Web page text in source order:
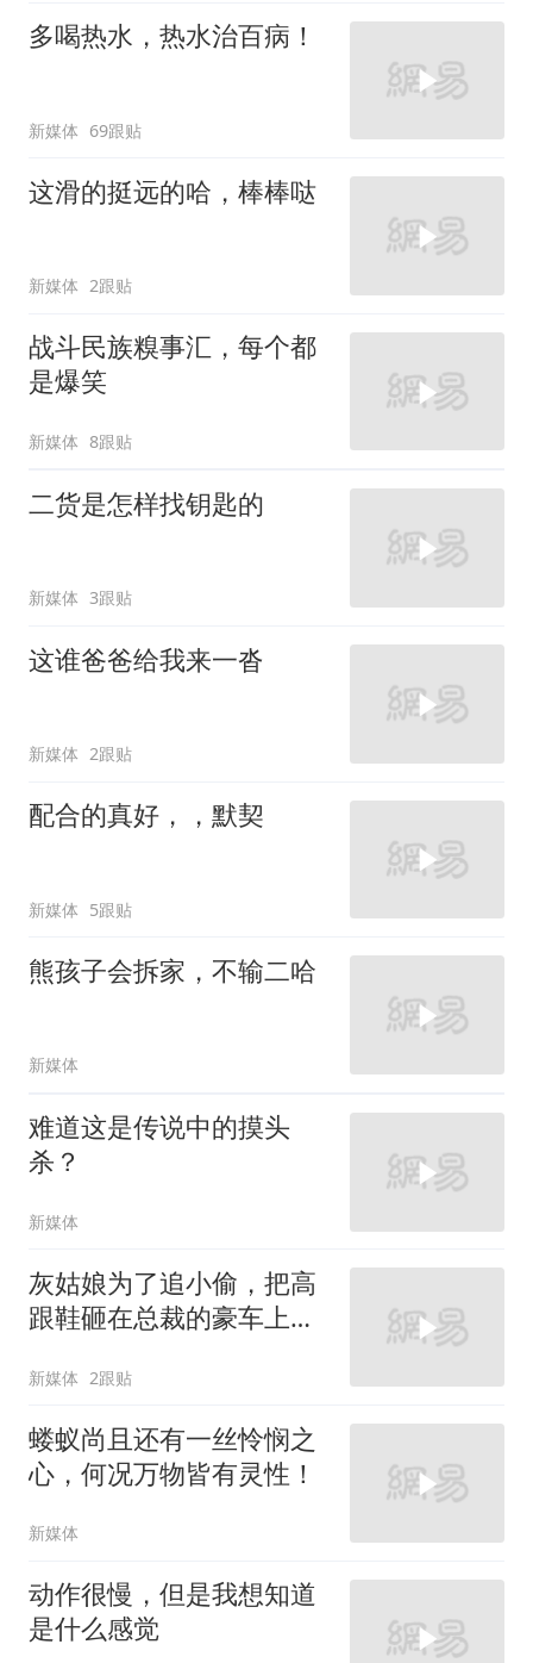
多喝热水，热水治百病！
新媒体 69跟贴
这滑的挺远的哈，棒棒哒
新媒体 2跟贴
战斗民族糗事汇，每个都
是爆笑
新媒体 8跟贴
二货是怎样找钥匙的
新媒体 3跟贴
这谁爸爸给我来一沓
新媒体 2跟贴
配合的真好，，默契
新媒体 5跟贴
熊孩子会拆家，不输二哈
新媒体
难道这是传说中的摸头
杀？
新媒体
灰姑娘为了追小偷，把高
跟鞋砸在总裁的豪车上，
新媒体 2跟贴
蝼蚁尚且还有一丝怜悯之
心，何况万物皆有灵性！
新媒体
动作很慢，但是我想知道
是什么感觉